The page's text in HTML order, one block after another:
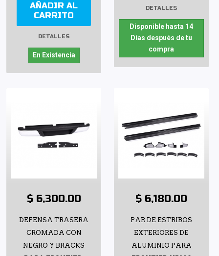
AÑADIR AL
CARRITO
DETALLES
En Existencia
DETALLES
Disponible hasta 14
Días después de tu
compra
$ 6,300.00
DEFENSA TRASERA
CROMADA CON
NEGRO Y BRACKS
$ 6,180.00
PAR DE ESTRIBOS
EXTERIORES DE
ALUMINIO PARA